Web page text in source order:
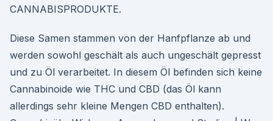
CANNABISPRODUKTE.
Diese Samen stammen von der Hanfpflanze ab und
werden sowohl geschält als auch ungeschält gepresst
und zu Öl verarbeitet. In diesem Öl befinden sich keine
Cannabinoide wie THC und CBD (das Öl kann
allerdings sehr kleine Mengen CBD enthalten).